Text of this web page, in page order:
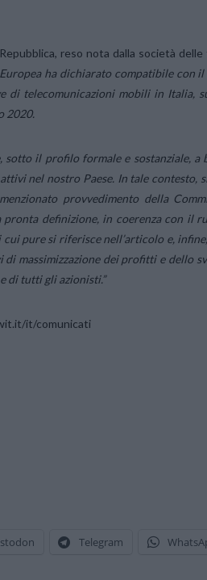
reso nota dalla società delle
ha dichiarato compatibile con
di telecomunicazioni mobili in Italia,
2020.
sotto il profilo formale e sostanziale,
nel nostro Paese. In tale contesto,
provvedimento della
pronta definizione, in coerenza con il
pure si riferisce nell’articolo e,
massimizzazione dei profitti e dello
di tutti gli azionisti.”
it/comunicati
Telegram